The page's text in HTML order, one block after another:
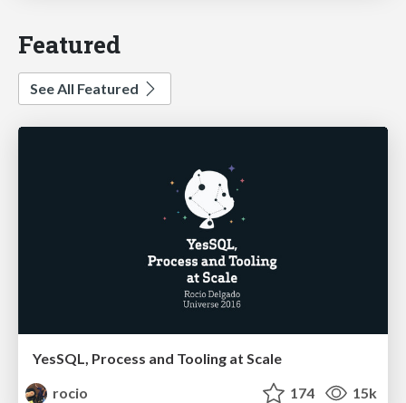
Featured
See All Featured
YesSQL, Process and Tooling at Scale
rocio
174 15k